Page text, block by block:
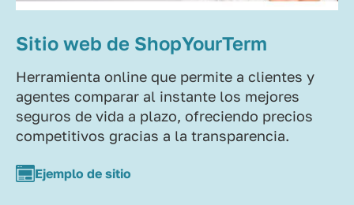
Sitio web de ShopYourTerm
Herramienta online que permite a clientes y
agentes comparar al instante los mejores
seguros de vida a plazo, ofreciendo precios
competitivos gracias a la transparencia.
Ejemplo de sitio